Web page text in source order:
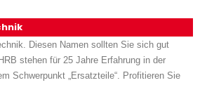
Diesen Namen sollten Sie sich gut
stehen für 25 Jahre Erfahrung in der
Schwerpunkt „Ersatzteile“. Profitieren Sie